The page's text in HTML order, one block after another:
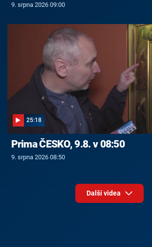
9. srpna 2026 09:00
25:18
Prima ČESKO, 9.8. v 08:50
9. srpna 2026 08:50
Další videa